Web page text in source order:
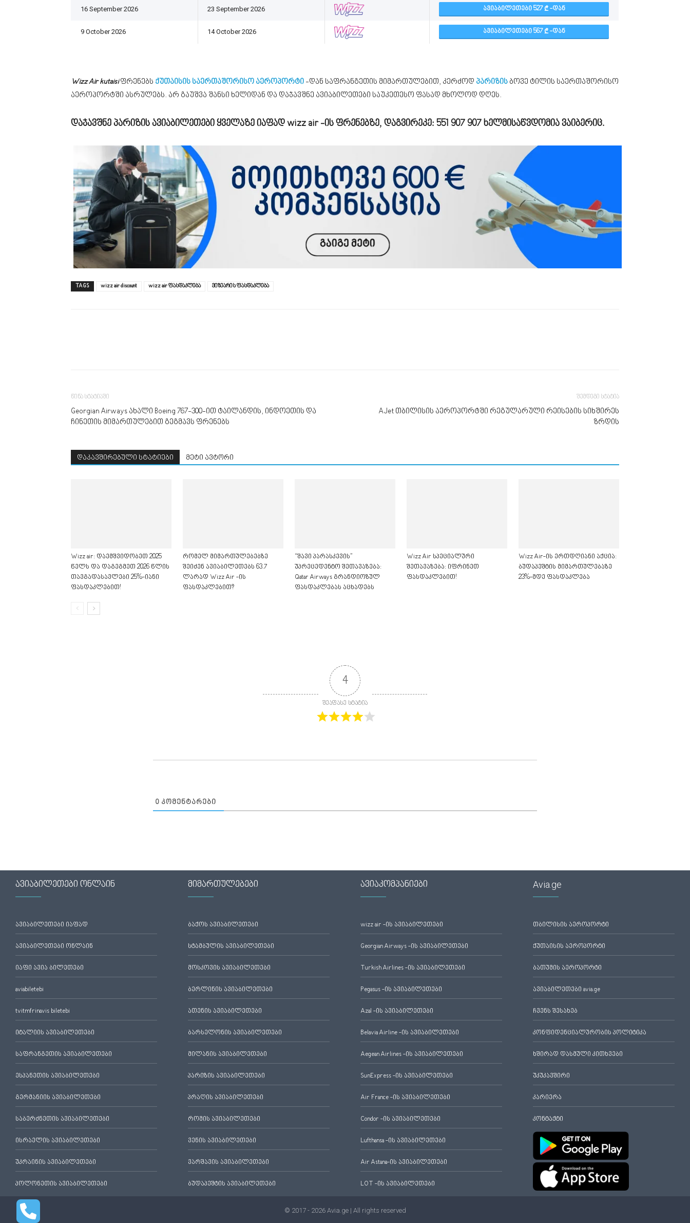
16 September 2026 23 September 2026 ᲐᲕᲘᲐᲑᲘᲚᲔᲗᲔᲑᲘ 527 -ᲓᲐᲜ
9 October 2026 14 October 2026 ᲐᲕᲘᲐᲑᲘᲚᲔᲗᲔᲑᲘ 567 -ᲓᲐᲜ
Wizz Air kutaisiფრენებს ქუთაისის საერთაშორისო აეროპორტი -დან საფრანგეთის მიმართულებით, კერძოდ პარიზის ბოვე ტილის საერთაშორისო
აეროპორტში ასრულებს. არ გაუშვა შანსი ხელიდან და დაჯავშნე ავიაბილეთები საუკეთესო ფასად მხოლოდ დღეს.
დაჯავშნე პარიზის ავიაბილეთები ყველაზე იაფად wizz air -ის ფრენებზე, დაგვირეკე: 551 907 907ხელმისაწვდომია ვაიბერიც.
TAGS wizz air discount wizz air ფასდაკლება ვიზეარის ფასდაკლება
წინა სტატიაში
Georgian Airways ახალი Boeing 767-300-ით ტაილანდის, ინდოეთის და
ჩინეთის მიმართულებით გეგმავს ფრენებს
შემდეგი სტატია
AJet თბილისის აეროპორტში რეგულარული რეისების სიხშირეს
ზრდის
დაკავშირებული სტატიები მეტი ავტორი
Wizz air: დაემშვიდობეთ 2025
წელს და დაგეგმეთ 2026 წლის
თავგადასავლები 25%-იანი
ფასდაკლებით!
რომელ მიმართულებებზე
შეიძენ ავიაბილეთებს 63.7
ლარად Wizz Air -ის
ფასდაკლებით?
“შავი პარასკევის”
უპრეცედენტო შეთავაზება:
Qatar Airways გრანდიოზულ
ფასდაკლებას აცხადებს
Wizz Air სპეციალური
შეთავაზება: იფრინეთ
ფასდაკლებით!
Wizz Air-ის ერთდღიანი აქცია:
ბუდაპეშტის მიმართულებაზე
23%-მდე ფასდაკლება
4
შეაფასე სტატია
0 ᲙᲝᲛᲔᲜᲢᲐᲠᲔᲑᲘ
ავიაბილეთები ონლაინ
ავიაბილეთები იაფად
ავიაბილეთები ონლაინ
იაფი ავია ბილეთები
aviabiletebi
tvitmfrinavis biletebi
იტალიის ავიაბილეთები
საფრანგეთის ავიაბილეთები
ესპანეთის ავიაბილეთები
გერმანიის ავიაბილეთები
საბერძნეთის ავიაბილეთები
ისრაელის ავიაბილეთები
უკრაინის ავიაბილეთები
პოლონეთის ავიაბილეთები
მიმართულებები
ბაქოს ავიაბილეთები
სტამბულის ავიაბილეთები
მოსკოვის ავიაბილეთები
ბერლინის ავიაბილეთები
ათენის ავიაბილეთები
ბარსელონის ავიაბილეთები
მილანის ავიაბილეთები
პარიზის ავიაბილეთები
პრაღის ავიაბილეთები
რომის ავიაბილეთები
ვენის ავიაბილეთები
ვარშავის ავიაბილეთები
ბუდაპეშტის ავიაბილეთები
ავიაკომპანიები
wizz air -ის ავიაბილეთები
Georgian Airways -ის ავიაბილეთები
Turkish Airlines -ის ავიაბილეთები
Pegasus -ის ავიაბილეთები
Azal -ის ავიაბილეთები
Belavia Airline -ის ავიაბილეთები
Aegean Airlines -ის ავიაბილეთები
SunExpress -ის ავიაბილეთები
Air France -ის ავიაბილეთები
Condor -ის ავიაბილეთები
Lufthansa -ის ავიაბილეთები
Air Astana-ის ავიაბილეთები
LOT -ის ავიაბილეთები
Avia.ge
თბილისის აეროპორტი
ქუთაისის აეროპორტი
ბათუმის აეროპორტი
ავიაბილეთები avia.ge
ჩვენს შესახებ
კონფიდენციალურობის პოლიტიკა
ხშირად დასმული კითხვები
უკუკავშირი
კარიერა
კონტაქტი
© 2017 - 2026 Avia.ge | All rights reserved